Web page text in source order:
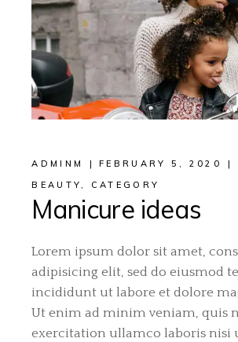
ADMINM
FEBRUARY 5, 2020
BEAUTY , CATEGORY
Manicure ideas
Lorem ipsum dolor sit amet,
adipisicing elit, sed do eiusmod
incididunt ut labore et dolore
Ut enim ad minim veniam, quis
exercitation ullamco laboris nisi